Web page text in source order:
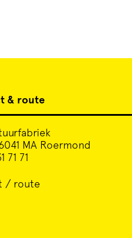
& route
MA Roermond
71 71
/ route